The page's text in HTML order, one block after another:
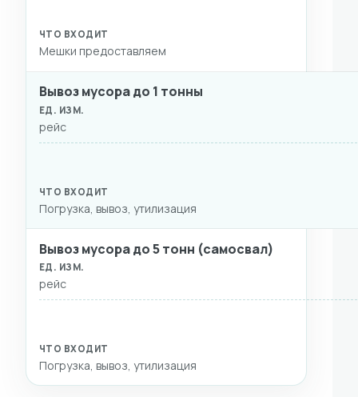
Мешки предоставляем
Вывоз мусора до 1 тонны
рейс
Погрузка, вывоз, утилизация
Вывоз мусора до 5 тонн (самосвал)
рейс
Погрузка, вывоз, утилизация